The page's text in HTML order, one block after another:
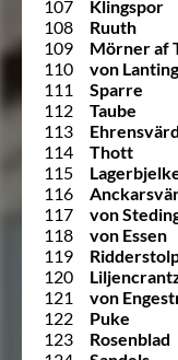
107
Klingspor
108
Ruuth
109
Mörner af
110
von
111
Sparre
112
Taube
113
Ehrensvärd
114
Thott
115
116
117
von
118
von Essen
119
120
121
von
122
Puke
123
Rosenblad